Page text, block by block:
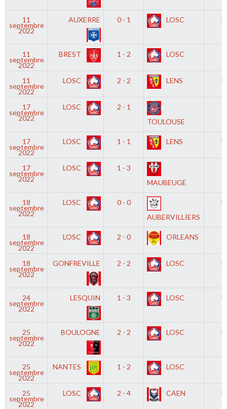
11
septembre
2022
AUXERRE 0 - 1 LOSC
11
septembre
2022
BREST 1 - 2 LOSC
11
septembre
2022
LOSC 2 - 2 LENS
17
septembre
2022
LOSC
2 - 1
TOULOUSE
17
septembre
2022
LOSC 1 - 1 LENS
17
septembre
2022
LOSC
1 - 3
MAUBEUGE
18
septembre
2022
LOSC
0 - 0
AUBERVILLIERS
18
septembre
2022
LOSC 2 - 0 ORLEANS
18
septembre
2022
GONFREVILLE 2 - 2 LOSC
24
septembre
2022
LESQUIN 1 - 3 LOSC
25
septembre
2022
BOULOGNE 2 - 2 LOSC
25
septembre
2022
NANTES 1 - 2 LOSC
25
septembre
2022
LOSC 2 - 4 CAEN